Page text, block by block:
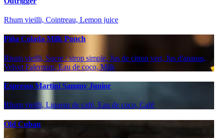
Rhum vieilli, Cointreau, Lemon juice
Piña Colada Milk Punch
Rhum vieilli, Sucre / sirop simple, Jus de citron vert, Jus d'ananas,
Velvet Falernum, Eau de coco, Milk
Espresso Martini Sammy Junior
Rhum vieilli, Liqueur de café, Eau de coco, Café
Old Cuban